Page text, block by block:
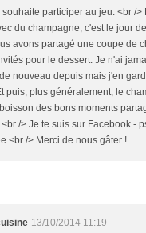
souhaite participer au jeu. <br />
du champagne, c'est le jour
avons partagé une coupe de
pour le dessert. Je n'ai
nouveau depuis mais j'en
puis, plus généralement, le
des bons moments
/> Je te suis sur Facebook -
/> Merci de nous gâter !
13/10/2014 11:19